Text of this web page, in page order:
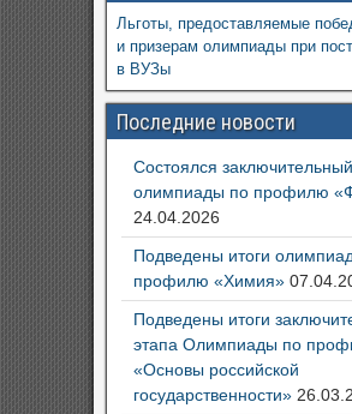
Льготы, предоставляемые
и призерам олимпиады при
в ВУЗы
Последние новости
Состоялся
олимпиады по профилю
24.04.2026
Подведены итоги
профилю «Химия»
Подведены итоги
этапа Олимпиады по
«Основы российской
государственности»